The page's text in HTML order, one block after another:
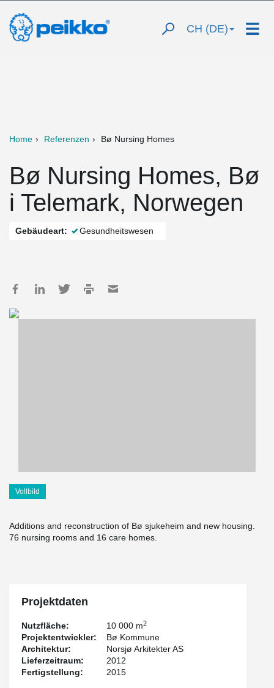
CH (DE)
Home Referenzen Bø Nursing Homes
Bø Nursing Homes, Bø
i Telemark, Norwegen
Gebäudeart: Gesundheitswesen
Vollbild
Additions and reconstruction of Bø sjukeheim and new housing.
76 nursing rooms and 16 care homes.
Projektdaten
Nutzfläche: 10 000 m2
Projektentwickler:
Bø Kommune
Architektur:
Norsjø Arkitekter AS
Lieferzeitraum:
2012
Fertigstellung:
2015